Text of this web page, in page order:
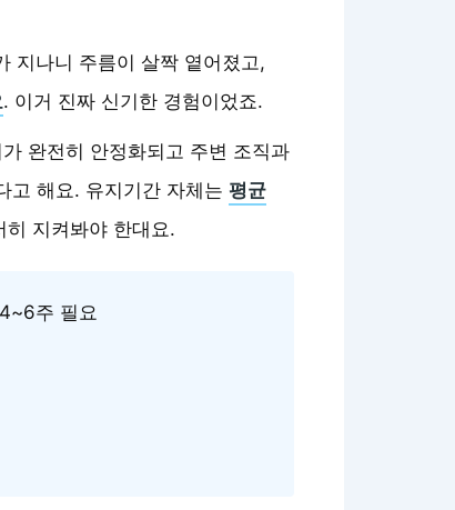
지나니 주름이 살짝 옅어졌고,
. 이거 진짜 신기한 경험이었죠.
완전히 안정화되고 주변 조직과
고 해요. 유지기간 자체는 평균
지켜봐야 한대요.
주 필요